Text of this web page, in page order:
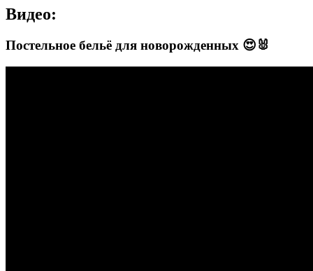
Видео:
Постельное бельё для новорожденных 😍🐰